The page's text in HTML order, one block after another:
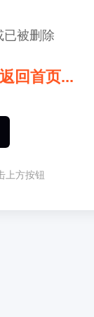
已被删除
回首页...
上方按钮